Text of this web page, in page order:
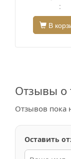
:
В
Отзывы о
Отзывов пока
Оставить